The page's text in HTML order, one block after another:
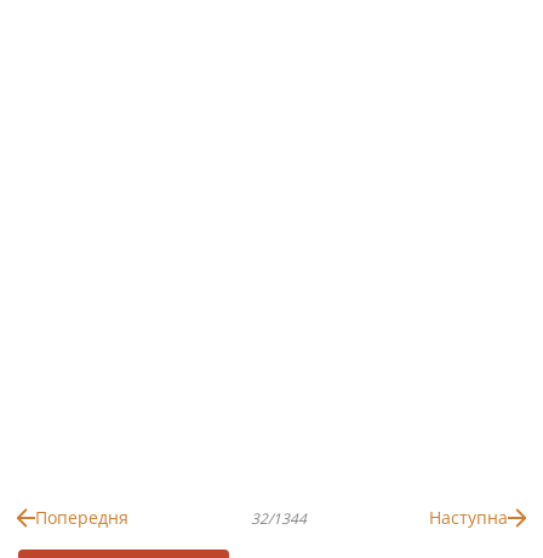
Попередня 32/1344 Наступна